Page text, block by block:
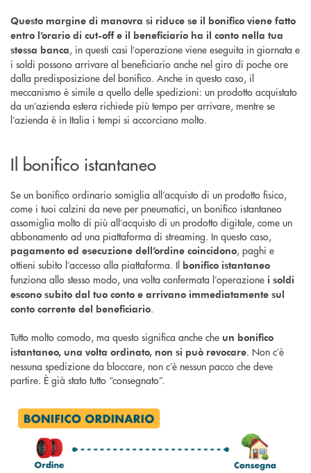
Questo margine di manovra si riduce se il bonifico viene fatto
entro l’orario di cut-off e il beneficiario ha il conto nella tua
stessa banca, in questi casi l’operazione viene eseguita in giornata e
i soldi possono arrivare al beneficiario anche nel giro di poche ore
dalla predisposizione del bonifico. Anche in questo caso, il
meccanismo è simile a quello delle spedizioni: un prodotto acquistato
da un’azienda estera richiede più tempo per arrivare, mentre se
l’azienda è in Italia i tempi si accorciano molto.
Il bonifico istantaneo
Se un bonifico ordinario somiglia all’acquisto di un prodotto fisico,
come i tuoi calzini da neve per pneumatici, un bonifico istantaneo
assomiglia molto di più all’acquisto di un prodotto digitale, come un
abbonamento ad una piattaforma di streaming. In questo caso,
pagamento ed esecuzione dell’ordine coincidono, paghi e
ottieni subito l’accesso alla piattaforma. Il bonifico istantaneo
funziona allo stesso modo, una volta confermata l’operazione i soldi
escono subito dal tuo conto e arrivano immediatamente sul
conto corrente del beneficiario.
Tutto molto comodo, ma questo significa anche che un bonifico
istantaneo, una volta ordinato, non si può revocare. Non c’è
nessuna spedizione da bloccare, non c’è nessun pacco che deve
partire. È già stato tutto “consegnato”.